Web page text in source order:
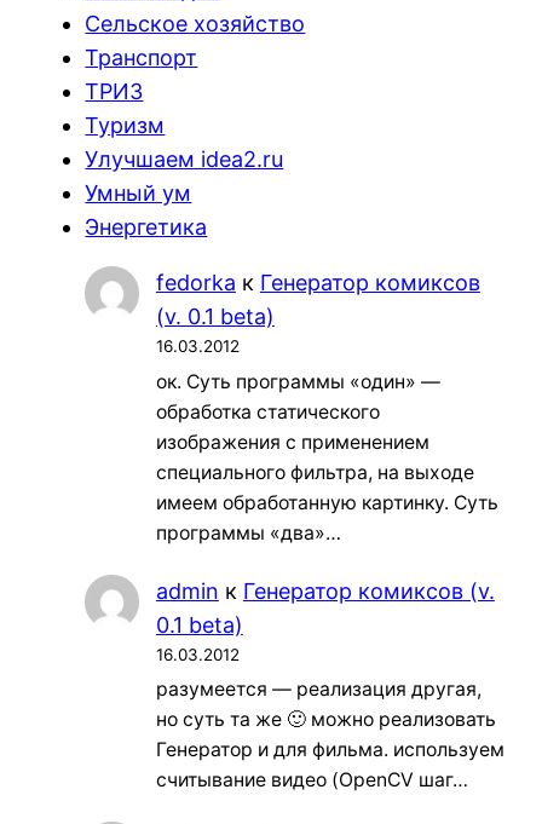
Сельское хозяйство
Транспорт
ТРИЗ
Туризм
Улучшаем idea2.ru
Умный ум
Энергетика
fedorka к Генератор комиксов
(v. 0.1 beta)
16.03.2012
ок. Суть программы «один» —
обработка статического
изображения с применением
специального фильтра, на выходе
имеем обработанную картинку. Суть
программы «два»…
admin к Генератор комиксов (v.
0.1 beta)
16.03.2012
разумеется — реализация другая,
но суть та же 🙂 можно реализовать
Генератор и для фильма. используем
считывание видео (OpenCV шаг…